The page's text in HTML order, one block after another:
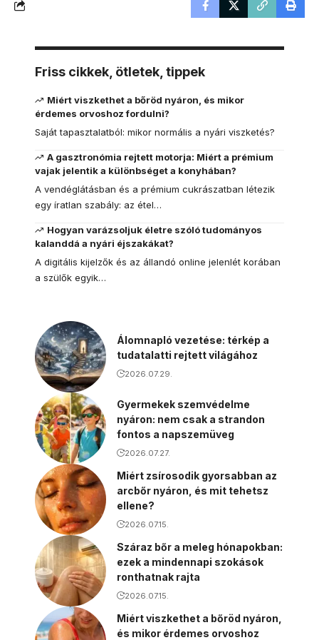
Friss cikkek, ötletek, tippek
Miért viszkethet a bőröd nyáron, és mikor
érdemes orvoshoz fordulni?
Saját tapasztalatból: mikor normális a nyári viszketés?
A gasztronómia rejtett motorja: Miért a prémium
vajak jelentik a különbséget a konyhában?
A vendéglátásban és a prémium cukrászatban létezik
egy íratlan szabály: az étel…
Hogyan varázsoljuk életre szóló tudományos
kalanddá a nyári éjszakákat?
A digitális kijelzők és az állandó online jelenlét korában
a szülők egyik…
Álomnapló vezetése: térkép a
tudatalatti rejtett világához
2026.07.29.
Gyermekek szemvédelme
nyáron: nem csak a strandon
fontos a napszemüveg
2026.07.27.
Miért zsírosodik gyorsabban az
arcbőr nyáron, és mit tehetsz
ellene?
2026.07.15.
Száraz bőr a meleg hónapokban:
ezek a mindennapi szokások
ronthatnak rajta
2026.07.15.
Miért viszkethet a bőröd nyáron,
és mikor érdemes orvoshoz